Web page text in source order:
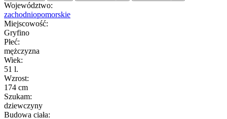
Województwo:
zachodniopomorskie
Miejscowość:
Gryfino
Płeć:
mężczyzna
Wiek:
51 l.
Wzrost:
174 cm
Szukam:
dziewczyny
Budowa ciała: